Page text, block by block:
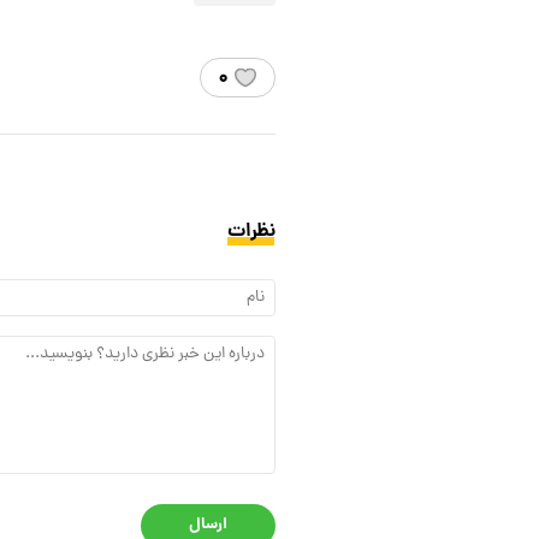
۰
نظرات
ارسال